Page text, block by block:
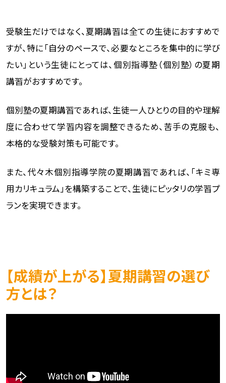
受験生だけではなく、夏期講習は全ての生徒におすすめで
すが、特に「自分のペースで、必要なところを集中的に学び
たい」という生徒にとっては、個別指導塾（個別塾）の夏期
講習がおすすめです。
個別塾の夏期講習であれば、生徒一人ひとりの目的や理解
度に合わせて学習内容を調整できるため、苦手の克服も、
本格的な受験対策も可能です。
また、代々木個別指導学院の夏期講習であれば、「キミ専
用カリキュラム」を構築することで、生徒にピッタリの学習プ
ランを実現できます。
【成績が上がる】夏期講習の選び
方とは？